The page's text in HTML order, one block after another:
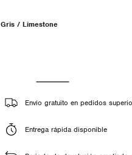
Gris / Limestone
Envío gratuito en pedidos
Entrega rápida disponible